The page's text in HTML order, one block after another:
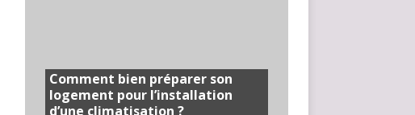
Comment bien préparer son
logement pour l’installation
d’une climatisation ?